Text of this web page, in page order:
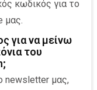
κωδικός για το
μας.
για να μείνω
του
newsletter μας,